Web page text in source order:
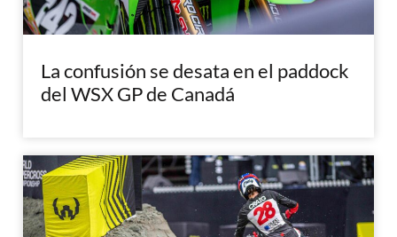
La confusión se desata en el paddock
del WSX GP de Canadá